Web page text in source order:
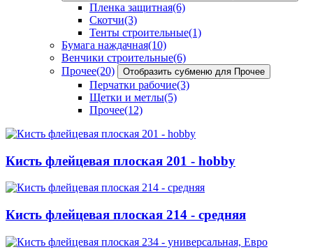
Пленка защитная(6)
Скотчи(3)
Тенты строительные(1)
Бумага наждачная(10)
Венчики строительные(6)
Прочее(20) Отобразить субменю для Прочее
Перчатки рабочие(3)
Щетки и метлы(5)
Прочее(12)
Кисть флейцевая плоская 201 - hobby
Кисть флейцевая плоская 214 - средняя